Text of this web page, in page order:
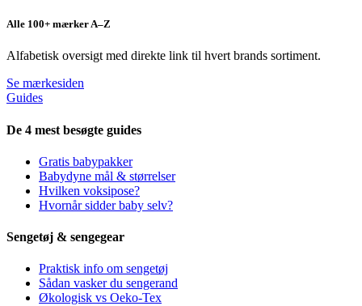
Alle 100+ mærker A–Z
Alfabetisk oversigt med direkte link til hvert brands sortiment.
Se mærkesiden
Guides
De 4 mest besøgte guides
Gratis babypakker
Babydyne mål & størrelser
Hvilken voksipose?
Hvornår sidder baby selv?
Sengetøj & sengegear
Praktisk info om sengetøj
Sådan vasker du sengerand
Økologisk vs Oeko-Tex